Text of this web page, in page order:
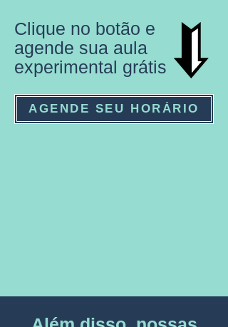
Clique no botão e
agende sua aula
experimental grátis
AGENDE SEU HORÁRIO